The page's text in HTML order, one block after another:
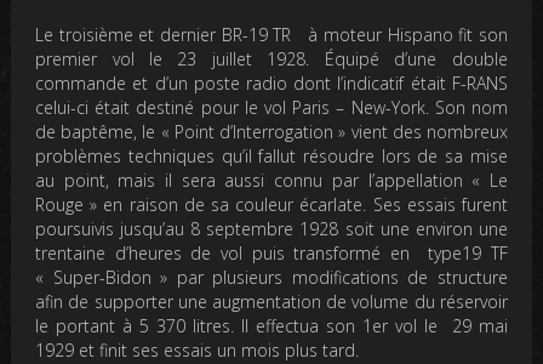
Le troisième et dernier BR-19 TR à moteur Hispano fit son
premier vol le 23 juillet 1928. Équipé d’une double
commande et d’un poste radio dont l’indicatif était F-RANS
celui-ci était destiné pour le vol Paris – New-York. Son nom
de baptême, le « Point d’Interrogation » vient des nombreux
problèmes techniques qu’il fallut résoudre lors de sa mise
au point, mais il sera aussi connu par l’appellation « Le
Rouge » en raison de sa couleur écarlate. Ses essais furent
poursuivis jusqu’au 8 septembre 1928 soit une environ une
trentaine d’heures de vol puis transformé en type19 TF
« Super-Bidon » par plusieurs modifications de structure
afin de supporter une augmentation de volume du réservoir
le portant à 5 370 litres. Il effectua son 1er vol le 29 mai
1929 et finit ses essais un mois plus tard.